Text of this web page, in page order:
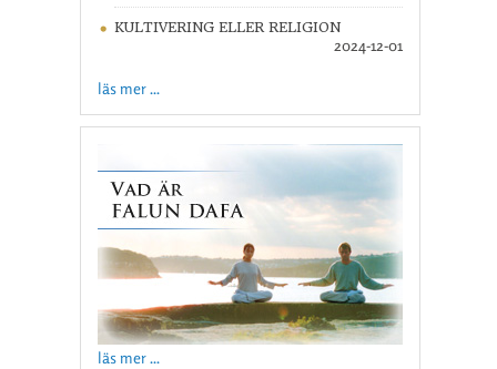
KULTIVERING ELLER RELIGION
2024-12-01
läs mer ...
läs mer ...